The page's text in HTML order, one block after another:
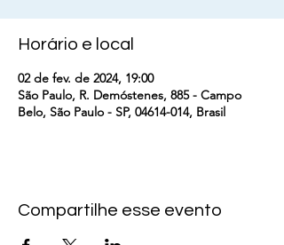
Horário e local
02 de fev. de 2024, 19:00
São Paulo, R. Demóstenes, 885 - Campo
Belo, São Paulo - SP, 04614-014, Brasil
Compartilhe esse evento